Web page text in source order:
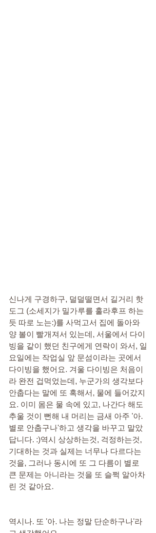
신나게 구경하구, 덜덜떨면서 길거리 핫
도그 (소세지가 밀가루를 훌라후프 하는
듯 따로 노는:)를 사먹고서 집에 돌아와
양 볼이 빨개져서 있는데, 서울에서 다이
빙을 같이 했던 친구에게 연락이 와서, 일
요일에는 작업실 앞 문섬이라는 곳에서
다이빙을 했어요. 겨울 다이빙은 처음이
라 완전 겁먹었는데, 누군가의 생각보다
안춥다는 말에 또 혹해서, 물에 들어갔지
요. 이미 몸은 물 속에 있고, 나간다 해도
추울 것이 뻔해 내 머리는 금새 아주 '아.
별로 안춥구나'하고 생각을 바꾸고 말았
답니다. :)역시 상상하는것, 걱정하는것,
기대하는 것과 실제는 너무나 다르다는
것을, 그러나 동시에 또 그 다름이 별로
큰 문제는 아니라는 것을 또 슬쩍 알아차
린 것 같아요.
역시나. 또 '아. 나는 정말 단순하구나'라